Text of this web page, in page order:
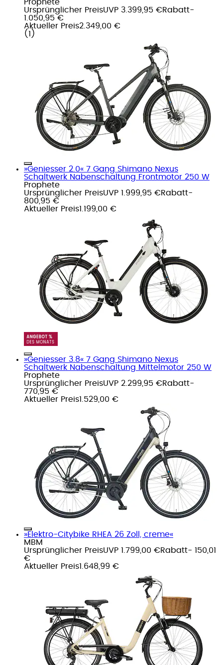
Prophete
Ursprünglicher PreisUVP 3.399,95 €Rabatt-
1.050,95 €
Aktueller Preis2.349,00 €
( 1 )
»Geniesser 2.0« 7 Gang Shimano Nexus
Schaltwerk Nabenschaltung Frontmotor 250 W
Prophete
Ursprünglicher PreisUVP 1.999,95 €Rabatt-
800,95 €
Aktueller Preis1.199,00 €
»Geniesser 3.8« 7 Gang Shimano Nexus
Schaltwerk Nabenschaltung Mittelmotor 250 W
Prophete
Ursprünglicher PreisUVP 2.299,95 €Rabatt-
770,95 €
Aktueller Preis1.529,00 €
»Elektro-Citybike RHEA 26 Zoll, creme«
MBM
Ursprünglicher PreisUVP 1.799,00 €Rabatt- 150,01
€
Aktueller Preis1.648,99 €